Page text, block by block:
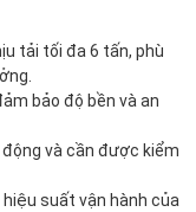
tải tối đa 6 tấn, phù
bảo độ bền và an
và cần được kiểm
suất vận hành của